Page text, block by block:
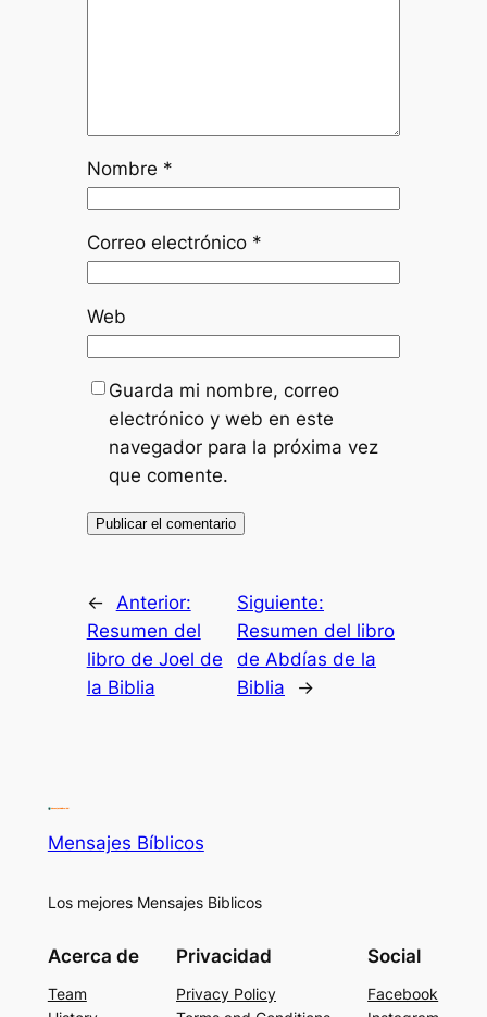
Nombre *
Correo electrónico *
Web
Guarda mi nombre, correo
electrónico y web en este
navegador para la próxima vez
que comente.
←
Anterior:
Resumen del
libro de Joel de
la Biblia
Siguiente:
Resumen del libro
de Abdías de la
Biblia
→
Mensajes Bíblicos
Los mejores Mensajes Biblicos
Acerca de
Team
Privacidad
Privacy Policy
Social
Facebook